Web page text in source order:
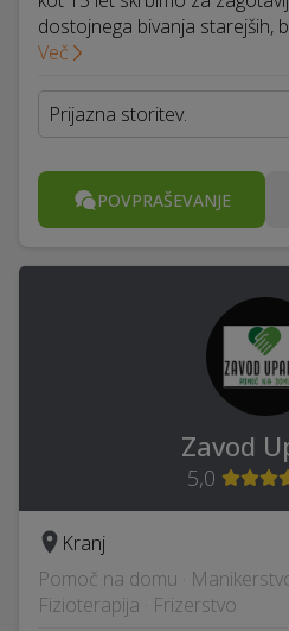
dostojnega bivanja starejših,
Več
Prijazna storitev.
POVPRAŠEVANJE
Zavod
5,0
Kranj
Pomoč na domu ·
Fizioterapija · Frizerstvo